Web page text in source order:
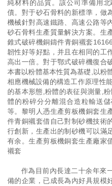
純材料的品質。該公司準備用
債。對于砂石骨料的新標準，做
機械針對高速鐵路、高速公路等
砂石骨料生產質量解決方案。生
錐式破碎機銅鑄件青銅襯套
韌性好等好點，并且在相同的工
高出一倍。對于鄂式破碎機復合
本書以粉體基本性質為基礎,以粉
相應機械設備的構造工作原理性
的基本形態,粉體的表征與測量,
體的粉碎分分離混合造粒輸送
等。黎明人憑生產剪板機銅套生
件青銅襯套借自己對制砂機技術
行創新，生產出的制砂機可以滿
有余。生產剪板機銅套生產廠家
襯套
作為目前內長達二十余年來
備的企業，已成長為內好具規模